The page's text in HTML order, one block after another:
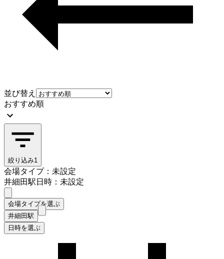
並び替え
おすすめ順
絞り込み1
会場タイプ：未設定
井細田駅日時：未設定
会場タイプを選ぶ
井細田駅
日時を選ぶ